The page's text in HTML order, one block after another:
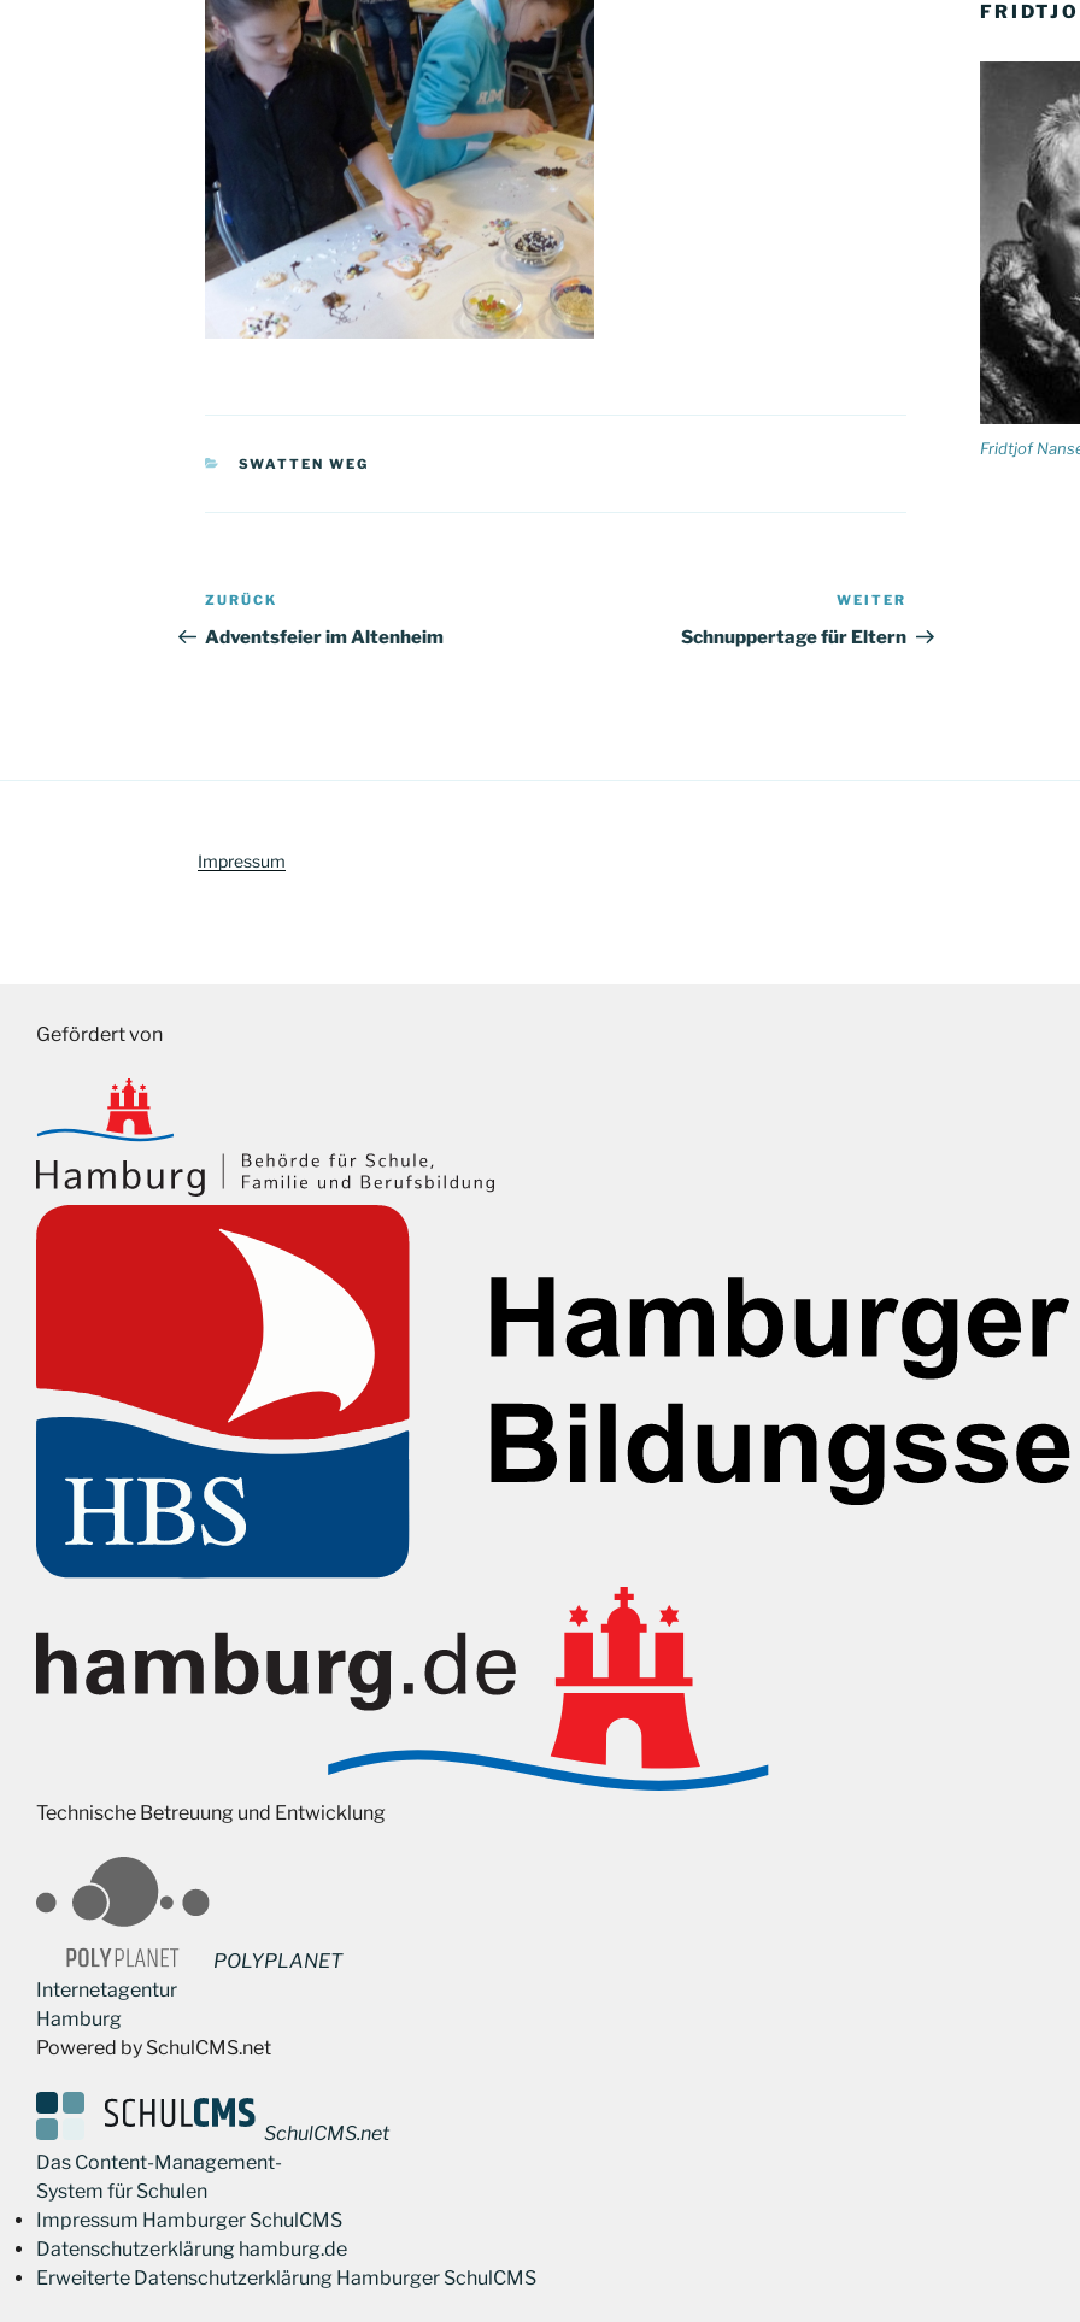
KATEGORIEN
SWATTEN WEG
Beitragsnavigation
Vorheriger
Beitrag
ZURÜCK
Adventsfeier im Altenheim
Beitrag
WEITER
Schnuppertage für Eltern
Fridtjof
Impressum
Gefördert von
Technische Betreuung und Entwicklung
POLYPLANET
Internetagentur
Hamburg
Powered by SchulCMS.net
SchulCMS.net
Das Content-Management-
System für Schulen
Impressum Hamburger SchulCMS
Datenschutzerklärung hamburg.de
Erweiterte Datenschutzerklärung Hamburger SchulCMS